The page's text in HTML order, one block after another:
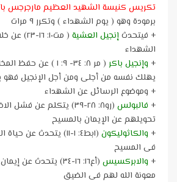
تكريس كنيسة الشهيد العظيم مارجرجس
برمودة وهو ( يوم الشهداء ) وتكرر ٩ مرات
+ فيتحدثإنجيل العشية
( مت١٠:
الشهداء
+ وإنجيل باكر
( مر ٨: ٣٤- ٩: ١ ) عن
يهلك نفسه من أجلى ومن أجل الإنجيل فهو
+ وموضوع الرسائل عن الشهداء
+ فالبولس
(رو٨: ٢٨-٣٩) يتكلم عن
تحويلهم عن الإيمان بالمسيح
+ والكاثوليكون
(١بط٤: ١-١١) يتحدث عن
فى المسيح
+ والابركسيس
(أع١٦: ١٦-٣٤) يتحدث عن
معونة الله لهم فى الضيق